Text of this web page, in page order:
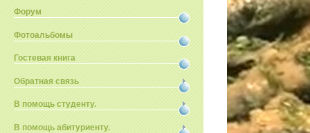
Форум
Фотоальбомы
Гостевая книга
Обратная связь
В помощь студенту.
В помощь абитуриенту.